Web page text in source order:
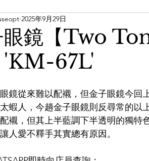
SONS EYEVAN7285
KAMEMANNEN
TART OPTICAL AKIRA AND SONS
OLIVER GOLDSMITH LUNOR
眼鏡【Two
'KM-67L'
2025年9月29日
鏡從來難以配襯，但金子眼鏡今回
蝦人，今趟金子眼鏡則反尋常的以
襯，但其上半藍調下半透明的獨特
人愛不釋手其實總有原因。